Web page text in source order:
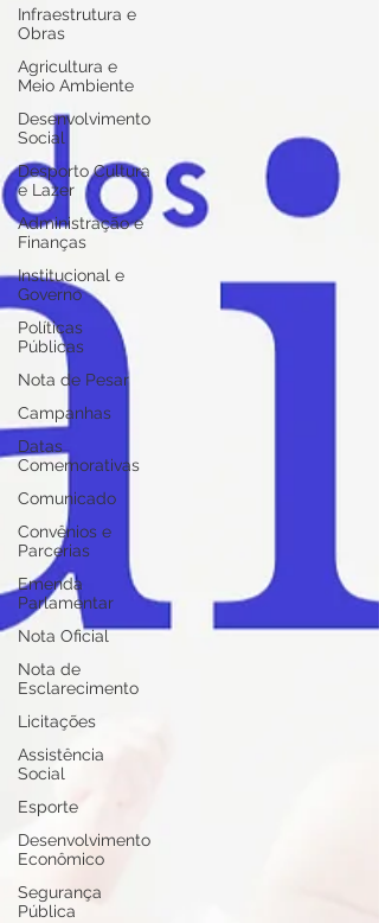
Infraestrutura e
Obras
Agricultura e
Meio Ambiente
Desenvolvimento
Social
Desporto Cultura
e Lazer
Administração e
Finanças
Institucional e
Governo
Políticas
Públicas
Nota de Pesar
Campanhas
Datas
Comemorativas
Comunicado
Convênios e
Parcerias
Emenda
Parlamentar
Nota Oficial
Nota de
Esclarecimento
Licitações
Assistência
Social
Esporte
Desenvolvimento
Econômico
Segurança
Pública